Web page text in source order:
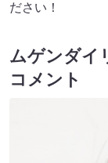
ださい！
ムゲンダイ
コメント